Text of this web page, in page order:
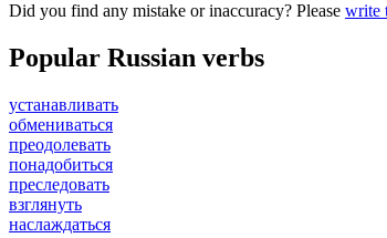
Did you find any mistake or inaccuracy? Please write
Popular Russian verbs
устанавливать
обмениваться
преодолевать
понадобиться
преследовать
взглянуть
наслаждаться